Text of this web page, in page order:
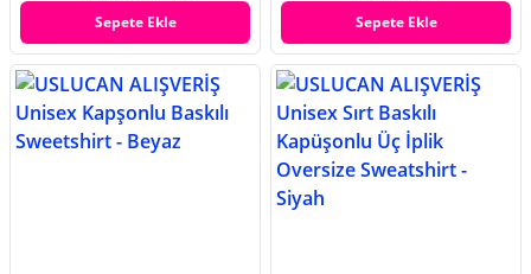
Sepete Ekle Sepete Ekle